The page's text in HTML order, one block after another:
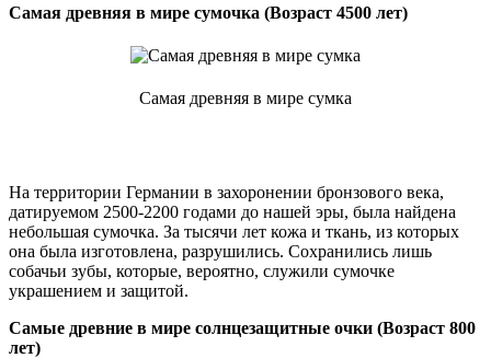
Самая древняя в мире сумочка (Возраст 4500 лет)
Самая древняя в мире сумка
На территории Германии в захоронении бронзового века,
датируемом 2500-2200 годами до нашей эры, была найдена
небольшая сумочка. За тысячи лет кожа и ткань, из которых
она была изготовлена, разрушились. Сохранились лишь
собачьи зубы, которые, вероятно, служили сумочке
украшением и защитой.
Самые древние в мире солнцезащитные очки (Возраст 800
лет)